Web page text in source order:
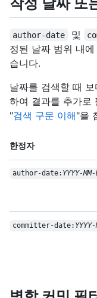
작성 날짜 또
author-date 및
정된 날짜 범위 내
습니다.
날짜를 검색할 때
하여 결과를 추가로
"검색 구문 이해"을
한정자
author-date: YYYY-MM-
committer-date: YYYY-